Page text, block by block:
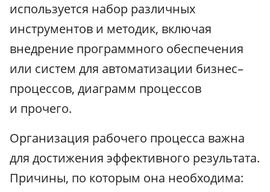
используется набор различных
инструментов и методик, включая
внедрение программного обеспечения
или систем для автоматизации бизнес–
процессов, диаграмм процессов
и прочего.
Организация рабочего процесса важна
для достижения эффективного результата.
Причины, по которым она необходима: